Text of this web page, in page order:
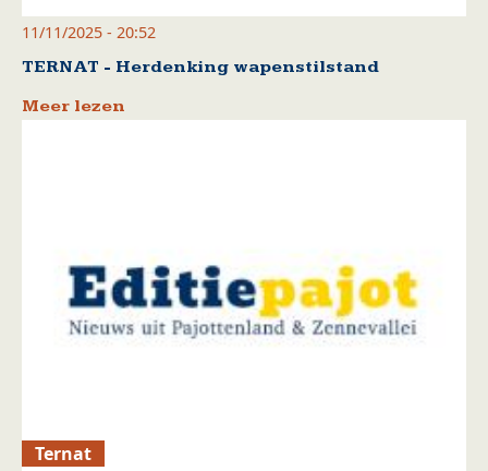
11/11/2025 - 20:52
TERNAT - Herdenking wapenstilstand
Meer lezen
Ternat